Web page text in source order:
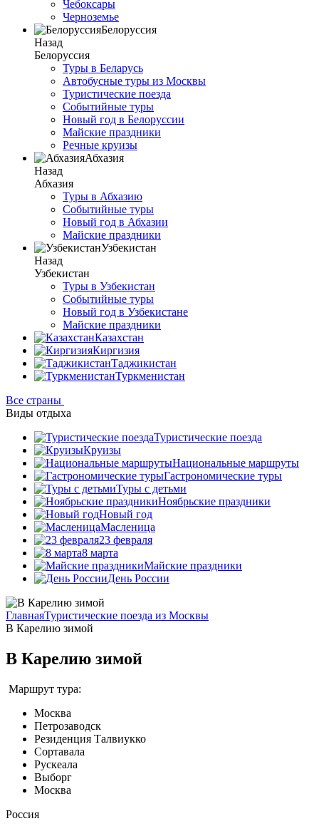
Чебоксары
Черноземье
Белоруссия
Назад
Белоруссия
Туры в Беларусь
Автобусные туры из Москвы
Туристические поезда
Событийные туры
Новый год в Белоруссии
Майские праздники
Речные круизы
Абхазия
Назад
Абхазия
Туры в Абхазию
Событийные туры
Новый год в Абхазии
Майские праздники
Узбекистан
Назад
Узбекистан
Туры в Узбекистан
Событийные туры
Новый год в Узбекистане
Майские праздники
Казахстан
Киргизия
Таджикистан
Туркменистан
Все страны
Виды отдыха
Туристические поезда
Круизы
Национальные маршруты
Гастрономические туры
Туры с детьми
Ноябрьские праздники
Новый год
Масленица
23 февраля
8 марта
Майские праздники
День России
ГлавнаяТуристические поезда из Москвы
В Карелию зимой
В Карелию зимой
Маршрут тура:
Москва
Петрозаводск
Резиденция Талвиукко
Сортавала
Рускеала
Выборг
Москва
Россия